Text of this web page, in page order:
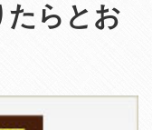
たらとお